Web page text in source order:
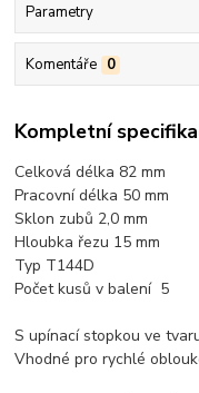
Parametry
Komentáře 0
Kompletní
Celková délka 82 mm
Pracovní délka 50 mm
Sklon zubů 2,0 mm
Hloubka řezu 15 mm
Typ T144D
Počet kusů v balení 5
S upínací stopkou ve
Vhodné pro rychlé